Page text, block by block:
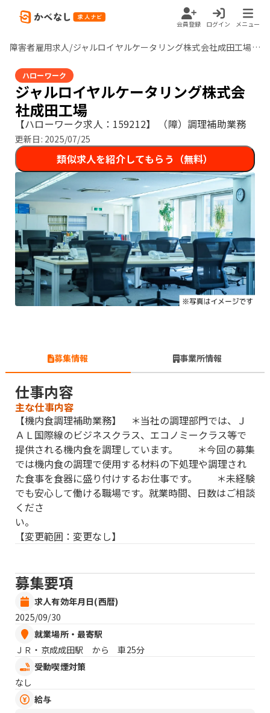
会員登録 ログイン メニュー
障害者雇用求人/ジャルロイヤルケータリング株式会社成田工場/千葉県
ハローワーク
ジャルロイヤルケータリング株式会
社成田工場
【ハローワーク求人：159212】 （障）調理補助業務
更新日: 2025/07/25
類似求人を紹介してもらう（無料）
募集情報 事業所情報
仕事内容
主な仕事内容
【機内食調理補助業務】 ＊当社の調理部門では、Ｊ
ＡＬ国際線のビジネスクラス、エコノミークラス等で
提供される機内食を調理しています。 ＊今回の募集
では機内食の調理で使用する材料の下処理や調理され
た食事を食器に盛り付けするお仕事です。 ＊未経験
でも安心して働ける職場です。就業時間、日数はご相談
くださ
い
【変更範囲：変更なし】
募集要項
求人有効年月日(西暦)
2025/09/30
就業場所・最寄駅
ＪＲ・京成成田駅 から 車25分
受動喫煙対策
なし
給与